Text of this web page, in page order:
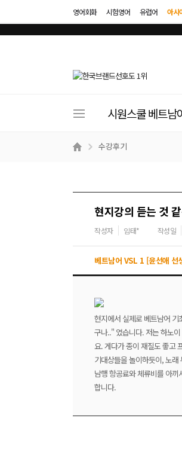
영어회화 시험영어 유럽어 아시
이
메
시원스쿨 베트남
수강후기
현지강의 듣는 것
작성자 임태* 작성일
베트남어 VSL 1 [윤선애 선
현지에서 실제로 베트남어 기
구나.." 였습니다. 저는 하노
요. 게다가 종이 재질도 좋고
기대상들을 놀이하듯이, 노
남행 항공료와 체류비를 아
합니다.